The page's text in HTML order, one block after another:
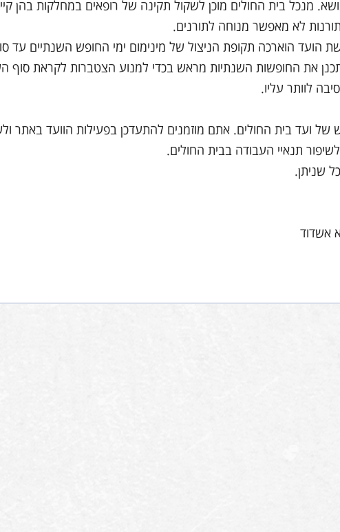
לא מאפשר מנוחה לתורנים.
הועד הוארכה תקופת הניצול של מינימום ימי החופש השנתיים עד
את החופשות השנתיות מראש בכדי למנוע הצטברות לקראת סוף
לוותר עליו.
ועד בית החולים. אתם מוזמנים להתעדכן בפעילות הוועד באתר
תנאיי העבודה בבית החולים.
שניתן.
אשדוד